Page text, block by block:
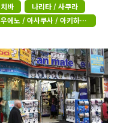
치바
나리타 / 사쿠라
우에노 / 아사쿠사 / 아키하바
라